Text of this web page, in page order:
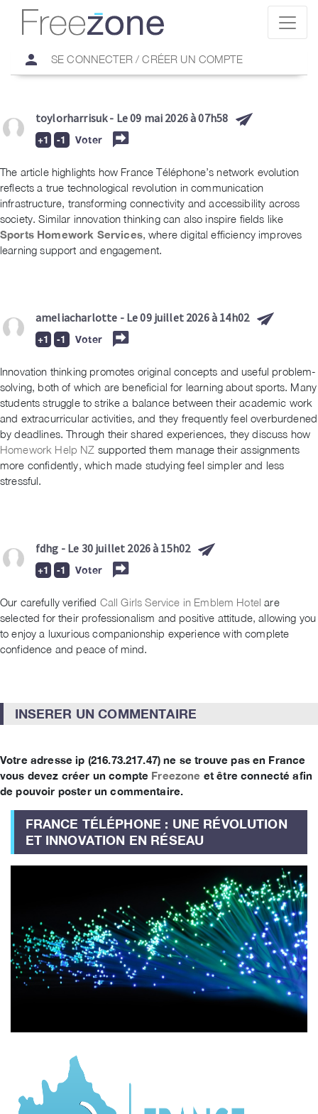
person SE CONNECTER / CRÉER UN COMPTE
FRANCE TÉLÉPHONE : UNE RÉVOLUTION
ET INNOVATION EN RÉSEAU
toylorharrisuk- Le 09 mai 2026 à 07h58
Voter
The article highlights how France Téléphone’s network evolution
reflects a true technological revolution in communication
infrastructure, transforming connectivity and accessibility across
society. Similar innovation thinking can also inspire fields like
Sports Homework Services, where digital efficiency improves
learning support and engagement.
ameliacharlotte - Le 09 juillet 2026 à 14h02
Voter
Innovation thinking promotes original concepts and useful problem-
solving, both of which are beneficial for learning about sports. Many
students struggle to strike a balance between their academic work
and extracurricular activities, and they frequently feel overburdened
by deadlines. Through their shared experiences, they discuss how
Homework Help NZ supported them manage their assignments
more confidently, which made studying feel simpler and less
stressful.
fdhg - Le 30 juillet 2026 à 15h02
Voter
Our carefully verified Call Girls Service in Emblem Hotel are
selected for their professionalism and positive attitude, allowing you
to enjoy a luxurious companionship experience with complete
confidence and peace of mind.
INSERER UN COMMENTAIRE
Votre adresse ip (216.73.217.47) ne se trouve pas en France
vous devez créer un compte Freezone et être connecté afin
de pouvoir poster un commentaire.